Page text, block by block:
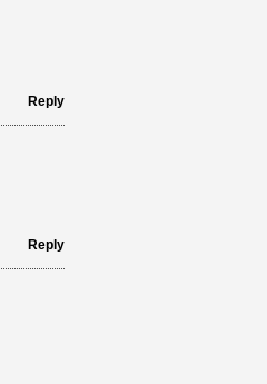
Reply
Reply